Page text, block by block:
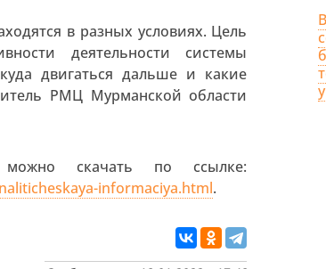
в разных условиях. Цель
деятельности системы
двигаться дальше и какие
РМЦ Мурманской области
скачать по ссылке:
informaciya.html.